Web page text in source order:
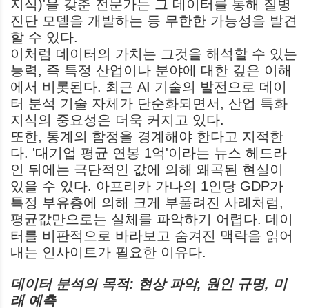
지식)'을 갖춘 전문가는 그 데이터를 통해 질병
진단 모델을 개발하는 등 무한한 가능성을 발견
할 수 있다.
이처럼 데이터의 가치는 그것을 해석할 수 있는
능력, 즉 특정 산업이나 분야에 대한 깊은 이해
에서 비롯된다. 최근 AI 기술의 발전으로 데이
터 분석 기술 자체가 단순화되면서, 산업 특화
지식의 중요성은 더욱 커지고 있다.
또한, 통계의 함정을 경계해야 한다고 지적한
다. '대기업 평균 연봉 1억'이라는 뉴스 헤드라
인 뒤에는 극단적인 값에 의해 왜곡된 현실이
있을 수 있다. 아프리카 가나의 1인당 GDP가
특정 부유층에 의해 크게 부풀려진 사례처럼,
평균값만으로는 실체를 파악하기 어렵다. 데이
터를 비판적으로 바라보고 숨겨진 맥락을 읽어
내는 인사이트가 필요한 이유다.
데이터 분석의 목적: 현상 파악, 원인 규명, 미
래 예측